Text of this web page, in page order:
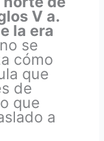
V a.
la era
se
cómo
que
de
que
a